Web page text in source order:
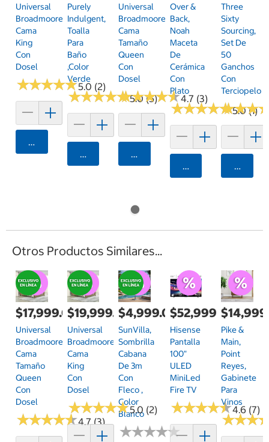
Universal
Broadmoore,
Cama
King
Con
Dosel
★★★★★
★★★★★5.0 (2)
Agregar
Purely
Indulgent,
Toalla
Para
Baño
,Color
Verde
★★★★★
★★★★★5.0 (5)
Agregar
Universal
Broadmoore,
Cama
Tamaño
Queen
Con
Dosel
★★★★★
★★★★★4.7 (3)
Agregar
Over &
Back,
Noah
Maceta
De
Cerámica
Con
Plato
★★★★★
★★★★★5.0 (1)
Agregar
Three
Sixty
Sourcing,
Set De
50
Ganchos
Con
Terciopelo
★★★
★★★
Otros Productos Similares...
$17,999.00
Universal
Broadmoore,
Cama
Tamaño
Queen
Con
Dosel
★★★★★
★★★★★4.7 (3)
$19,999.00
Universal
Broadmoore,
Cama
King
Con
Dosel
★★★★★
★★★★★5.0 (2)
$4,999.00
SunVilla,
Sombrilla
Cabana
De 3m
Con
Fleco ,
Color
Blanco
★★★★★
★★★★★
$52,999.00
Hisense
Pantalla
100"
ULED
MiniLed
Fire TV
★★★★★
★★★★★4.6 (7)
Pike &
Main,
Point
Reyes,
Gabinete
Para
Vinos
★★★
★★★